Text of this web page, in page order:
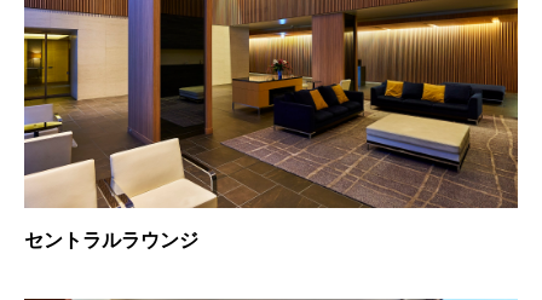
セントラルラウンジ